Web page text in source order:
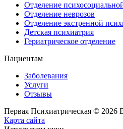
Отделение
Отделение неврозов
Отделение экстренной
Детская психиатрия
Гериатрическое отделение
Пациентам
Заболевания
Услуги
Отзывы
Первая Психиатрическая © 2026
Карта сайта